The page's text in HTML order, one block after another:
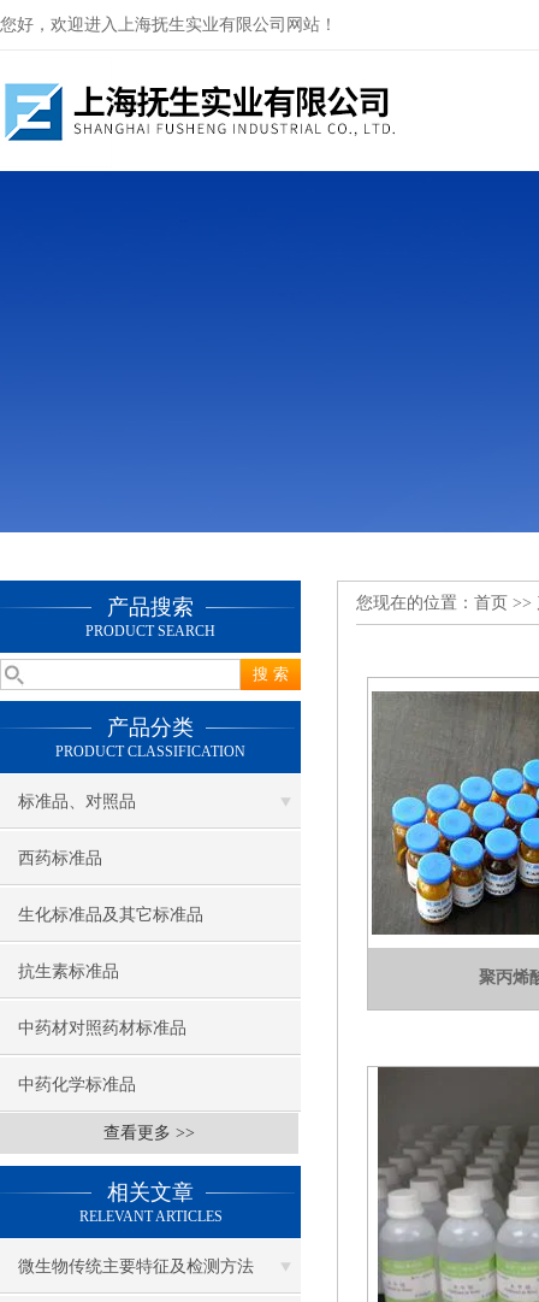
您好，欢迎进入上海抚生实业有限公司网站！
产品搜索
PRODUCT SEARCH
产品分类
PRODUCT CLASSIFICATION
标准品、对照品
西药标准品
生化标准品及其它标准品
抗生素标准品
中药材对照药材标准品
中药化学标准品
查看更多 >>
相关文章
RELEVANT ARTICLES
微生物传统主要特征及检测方法
您现在的位置： 首页 >>
聚丙烯